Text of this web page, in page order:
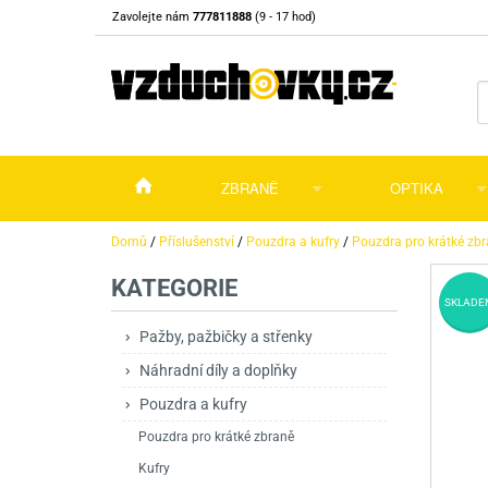
Zavolejte nám 777811888 (9 - 17 hod)
ZBRANĚ
Vzduchovky Vzduchovky na
Příslušenství pro
Vzduchovky PCP
Vzduchové pistole a revolveryPříslušenství
Plynové pistole a revolvery
Perkusní zbraně
Zbraně na ZP
OPTIKA
Puškohledy
Dalekohledy a
Kolimátory, lasery
Noční vidění a
Domů / Příslušenství / Pouzdra a kufry / Pouzdra pro krátké
KATEGORIE
Pažby, pažbičky a střenky
Náhradní díly a doplňky
Pouzdra a kufry
Pouzdra pro krátké zbraně
Kufry